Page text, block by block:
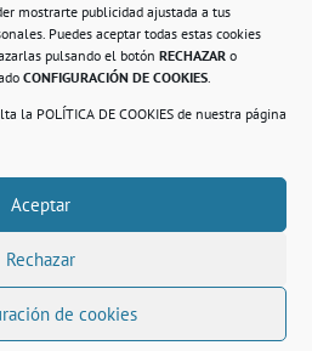
mostrarte publicidad ajustada a tus
Puedes aceptar todas estas cookies
pulsando el botón RECHAZAR o
CONFIGURACIÓN DE COOKIES.
la POLÍTICA DE COOKIES de nuestra página
Aceptar
Rechazar
de cookies
el Centro de Rehabilitación